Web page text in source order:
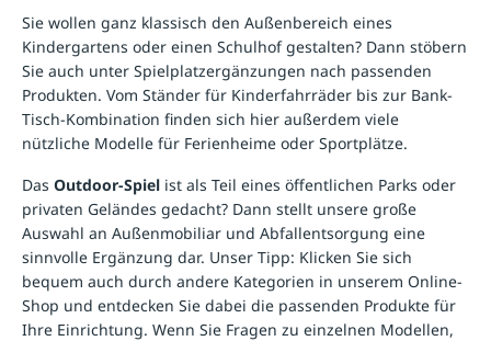
Sie wollen ganz klassisch den Außenbereich eines
Kindergartens oder einen Schulhof gestalten? Dann stöbern
Sie auch unter Spielplatzergänzungen nach passenden
Produkten. Vom Ständer für Kinderfahrräder bis zur Bank-
Tisch-Kombination finden sich hier außerdem viele
nützliche Modelle für Ferienheime oder Sportplätze.
Das Outdoor-Spiel ist als Teil eines öffentlichen Parks oder
privaten Geländes gedacht? Dann stellt unsere große
Auswahl an Außenmobiliar und Abfallentsorgung eine
sinnvolle Ergänzung dar. Unser Tipp: Klicken Sie sich
bequem auch durch andere Kategorien in unserem Online-
Shop und entdecken Sie dabei die passenden Produkte für
Ihre Einrichtung. Wenn Sie Fragen zu einzelnen Modellen,